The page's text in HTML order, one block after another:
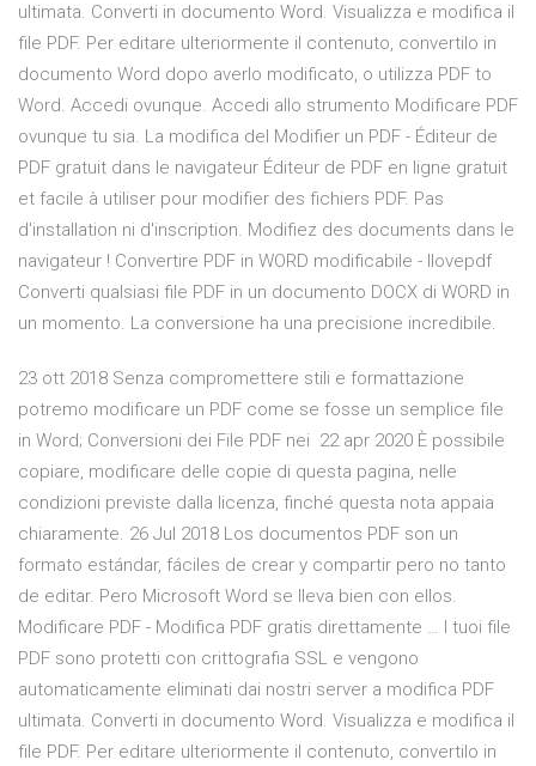
ultimata. Converti in documento Word. Visualizza e modifica il
file PDF. Per editare ulteriormente il contenuto, convertilo in
documento Word dopo averlo modificato, o utilizza PDF to
Word. Accedi ovunque. Accedi allo strumento Modificare PDF
ovunque tu sia. La modifica del Modifier un PDF - Éditeur de
PDF gratuit dans le navigateur Éditeur de PDF en ligne gratuit
et facile à utiliser pour modifier des fichiers PDF. Pas
d'installation ni d'inscription. Modifiez des documents dans le
navigateur ! Convertire PDF in WORD modificabile - Ilovepdf
Converti qualsiasi file PDF in un documento DOCX di WORD in
un momento. La conversione ha una precisione incredibile.
23 ott 2018 Senza compromettere stili e formattazione
potremo modificare un PDF come se fosse un semplice file
in Word; Conversioni dei File PDF nei 22 apr 2020 È possibile
copiare, modificare delle copie di questa pagina, nelle
condizioni previste dalla licenza, finché questa nota appaia
chiaramente. 26 Jul 2018 Los documentos PDF son un
formato estándar, fáciles de crear y compartir pero no tanto
de editar. Pero Microsoft Word se lleva bien con ellos.
Modificare PDF - Modifica PDF gratis direttamente … I tuoi file
PDF sono protetti con crittografia SSL e vengono
automaticamente eliminati dai nostri server a modifica PDF
ultimata. Converti in documento Word. Visualizza e modifica il
file PDF. Per editare ulteriormente il contenuto, convertilo in